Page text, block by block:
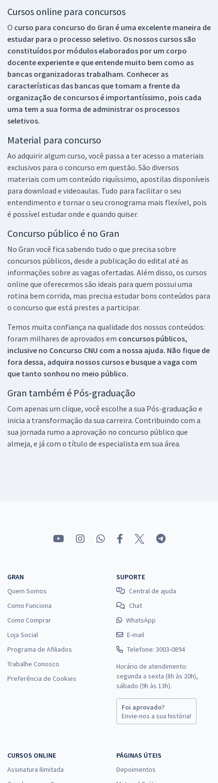
Cursos online para concursos
O curso para concurso do Gran é uma excelente maneira de
estudar para o processo seletivo. Os nossos cursos são
constituídos por módulos elaborados por um corpo
docente experiente e que entende muito bem como as
bancas organizadoras trabalham. Conhecer as
características das bancas que tomam a frente da
organização de concursos é importantíssimo, pois cada
uma tem a sua forma de administrar os processos
seletivos.
Material para concurso
Ao adquirir algum curso, você passa a ter acesso a materiais
exclusivos para o concurso em questão. São diversos
materiais com um conteúdo riquíssimo, apostilas disponíveis
para download e videoaulas. Tudo para facilitar o seu
entendimento e tornar o seu cronograma mais flexível, pois
é possível estudar onde e quando quiser.
Concurso público é no Gran
No Gran você fica sabendo tudo o que precisa sobre
concursos públicos, desde a publicação do edital até as
informações sobre as vagas ofertadas. Além disso, os cursos
online que oferecemos são ideais para quem possui uma
rotina bem corrida, mas precisa estudar bons conteúdos para
o concurso que está prestes a participar.
Temos muita confiança na qualidade dos nossos conteúdos:
foram milhares de aprovados em concursos públicos,
inclusive no Concurso CNU com a nossa ajuda. Não fique de
fora dessa, adquira nossos cursos e busque a vaga com
que tanto sonhou no meio público.
Gran também é Pós-graduação
Com apenas um clique, você escolhe a sua Pós-graduação e
inicia a transformação da sua carreira. Contribuindo com a
sua jornada rumo a aprovação no concurso público que
almeja, e já com o título de especialista em sua área.
GRAN
Quem Somos
Como Funciona
Como Comprar
Loja Social
Programa de Afiliados
Trabalhe Conosco
Preferência de Cookies
SUPORTE
Central de ajuda
Chat
WhatsApp
E-mail
Telefone: 3003-0894
Horário de atendimento:
segunda a sexta (8h às 20h),
sábado (9h às 13h).
Foi aprovado?
Envie-nos a sua história!
CURSOS ONLINE
Assinatura Ilimitada
PÁGINAS ÚTEIS
Depoimentos